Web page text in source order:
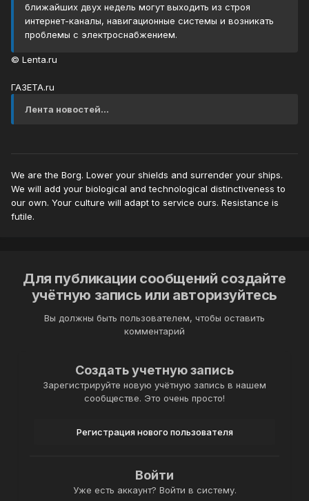
ближайших двух недель могут выходить из строя
интернет-каналы, навигационные системы и возникать
проблемы с электроснабжением.
© Lenta.ru
ГАЗЕТА.ru
Лента новостей...
We are the Borg. Lower your shields and surrender your ships.
We will add your biological and technological distinctiveness to
our own. Your culture will adapt to service ours. Resistance is
futile.
Для публикации сообщений создайте
учётную запись или авторизуйтесь
Вы должны быть пользователем, чтобы оставить
комментарий
Создать учетную запись
Зарегистрируйте новую учётную запись в нашем
сообществе. Это очень просто!
Регистрация нового пользователя
Войти
Уже есть аккаунт? Войти в систему.